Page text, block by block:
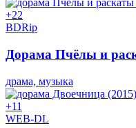
+22
BDRip
Дорама Пчёлы и
драма, музыка
+11
WEB-DL